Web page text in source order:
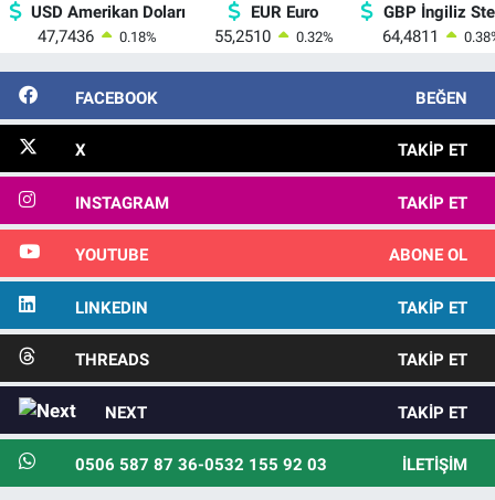
USD Amerikan Doları
47,7436
0.18%
EUR Euro
55,2510
0.32%
GBP İngiliz
64,4811
0.38
FACEBOOK BEĞEN
X TAKIP ET
INSTAGRAM TAKIP ET
YOUTUBE ABONE OL
LINKEDIN TAKIP ET
THREADS TAKIP ET
NEXT TAKIP ET
0506 587 87 36-0532 155 92 03 İLETIŞIM